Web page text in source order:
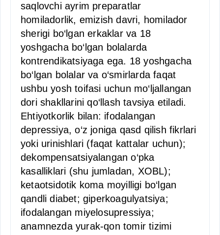
saqlovchi ayrim preparatlar
homiladorlik, emizish davri, homilador
sherigi bo‘lgan erkaklar va 18
yoshgacha bo‘lgan bolalarda
kontrendikatsiyaga ega. 18 yoshgacha
bo‘lgan bolalar va o‘smirlarda faqat
ushbu yosh toifasi uchun mo‘ljallangan
dori shakllarini qo‘llash tavsiya etiladi.
Ehtiyotkorlik bilan: ifodalangan
depressiya, o‘z joniga qasd qilish fikrlari
yoki urinishlari (faqat kattalar uchun);
dekompensatsiyalangan o‘pka
kasalliklari (shu jumladan, XOBL);
ketaotsidotik koma moyilligi bo‘lgan
qandli diabet; giperkoagulyatsiya;
ifodalangan miyelosupressiya;
anamnezda yurak-qon tomir tizimi